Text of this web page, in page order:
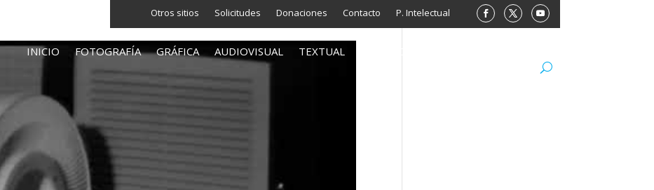
Otros sitios Solicitudes Donaciones Contacto P. Intelectual
INICIO FOTOGRAFÍA GRÁFICA AUDIOVISUAL TEXTUAL ARCHIVO